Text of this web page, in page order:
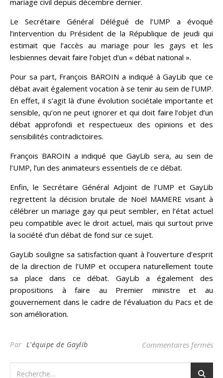
mariage civil depuis décembre dernier.
Le Secrétaire Général Délégué de l’UMP a évoqué
l’intervention du Président de la République de jeudi qui
estimait que l’accès au mariage pour les gays et les
lesbiennes devait faire l’objet d’un « débat national ».
Pour sa part, François BAROIN a indiqué à GayLib que ce
débat avait également vocation à se tenir au sein de l’UMP.
En effet, il s’agit là d’une évolution sociétale importante et
sensible, qu’on ne peut ignorer et qui doit faire l’objet d’un
débat approfondi et respectueux des opinions et des
sensibilités contradictoires.
François BAROIN a indiqué que GayLib sera, au sein de
l’UMP, l’un des animateurs essentiels de ce débat.
Enfin, le Secrétaire Général Adjoint de l’UMP et GayLib
regrettent la décision brutale de Noël MAMERE visant à
célébrer un mariage gay qui peut sembler, en l’état actuel
peu compatible avec le droit actuel, mais qui surtout prive
la société d’un débat de fond sur ce sujet.
GayLib souligne sa satisfaction quant à l’ouverture d’esprit
de la direction de l’UMP et occupera naturellement toute
sa place dans ce débat. GayLib a également des
propositions à faire au Premier ministre et au
gouvernement dans le cadre de l’évaluation du Pacs et de
son amélioration.
Par L'équipe de Gaylib Commentaires fermés